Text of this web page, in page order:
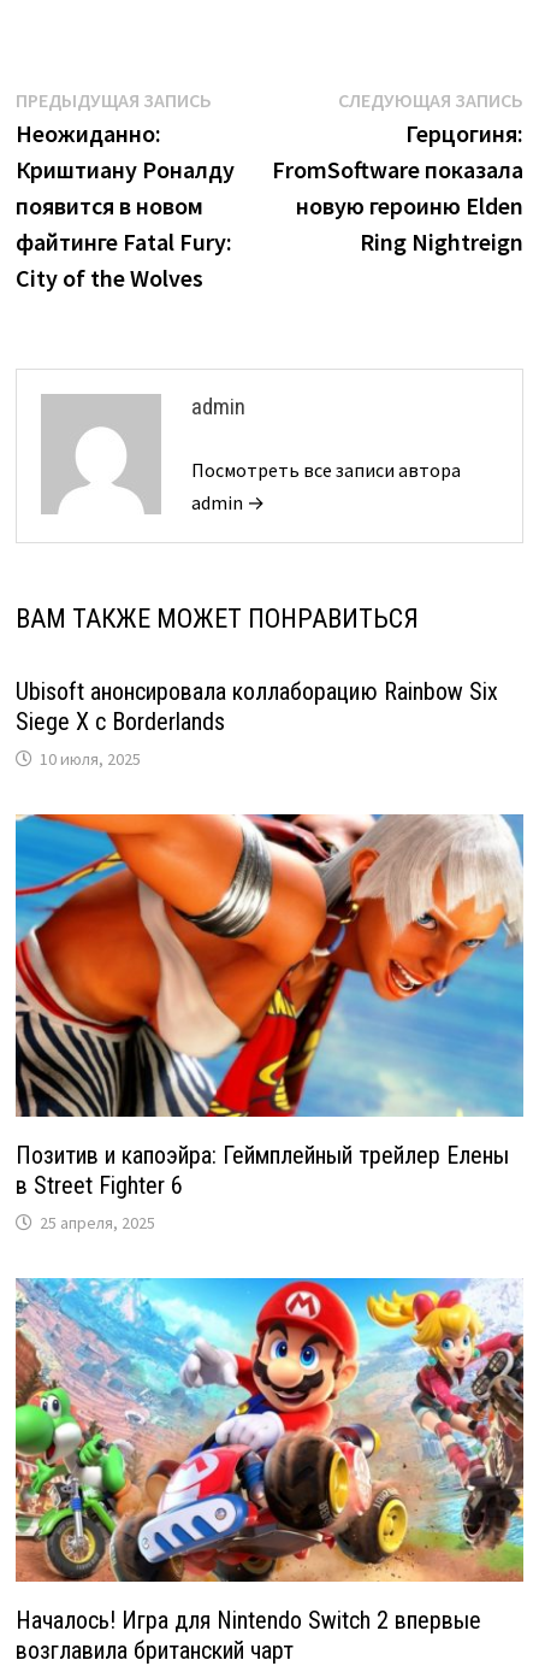
Навигация
по
записям
ПРЕДЫДУЩАЯ ЗАПИСЬПредыдущая
Неожиданно:
Криштиану Роналду
появится в новом
файтинге Fatal Fury:
City of the Wolves
СЛЕДУЮЩАЯ ЗАПИСЬ
Герцогиня:
FromSoftware показала
новую героиню Elden
Ring Nightreign
admin
Посмотреть все записи автора
admin →
ВАМ ТАКЖЕ МОЖЕТ ПОНРАВИТЬСЯ
Ubisoft анонсировала коллаборацию Rainbow Six
Siege X с Borderlands
10 июля, 2025
Позитив и капоэйра: Геймплейный трейлер Елены
в Street Fighter 6
25 апреля, 2025
Началось! Игра для Nintendo Switch 2 впервые
возглавила британский чарт